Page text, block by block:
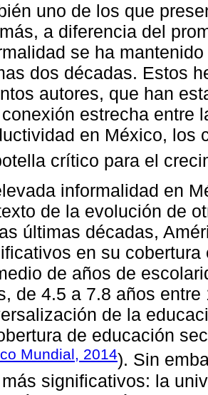
uno de los que
a diferencia del
se ha
dos décadas. Estos
autores, que han
estrecha entre
en México, los
crítico para el
informalidad en
de la evolución de
últimas décadas,
en su
de años de
de 4.5 a 7.8 años
de la
de educación
Mundial, 2014). Sin
significativos: la